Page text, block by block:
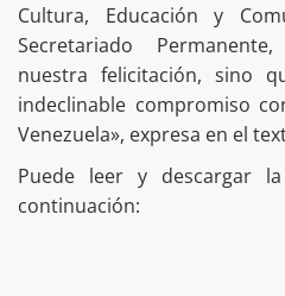
Cultura, Educación y
Secretariado
nuestra felicitación, sino
indeclinable compromiso
Venezuela», expresa en el
Puede leer y descargar
continuación: